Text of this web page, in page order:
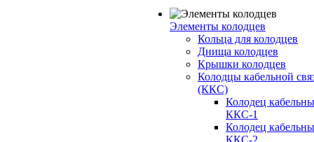
Элементы колодцев
Кольца для колодцев
Днища колодцев
Крышки колодцев
Колодцы кабельной
(ККС)
Колодец
ККС-1
Колодец
ККС-2